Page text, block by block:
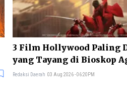
3 Film Hollywood Paling
yang Tayang di Bioskop
Redaksi Daerah 03 Aug 2026 - 06:20PM